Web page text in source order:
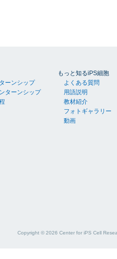
ーンシップ
ターンシップ
もっと知るiPS細胞
よくある質問
用語説明
教材紹介
フォトギャラリー
動画
Copyright © 2026 Center for iPS Cell